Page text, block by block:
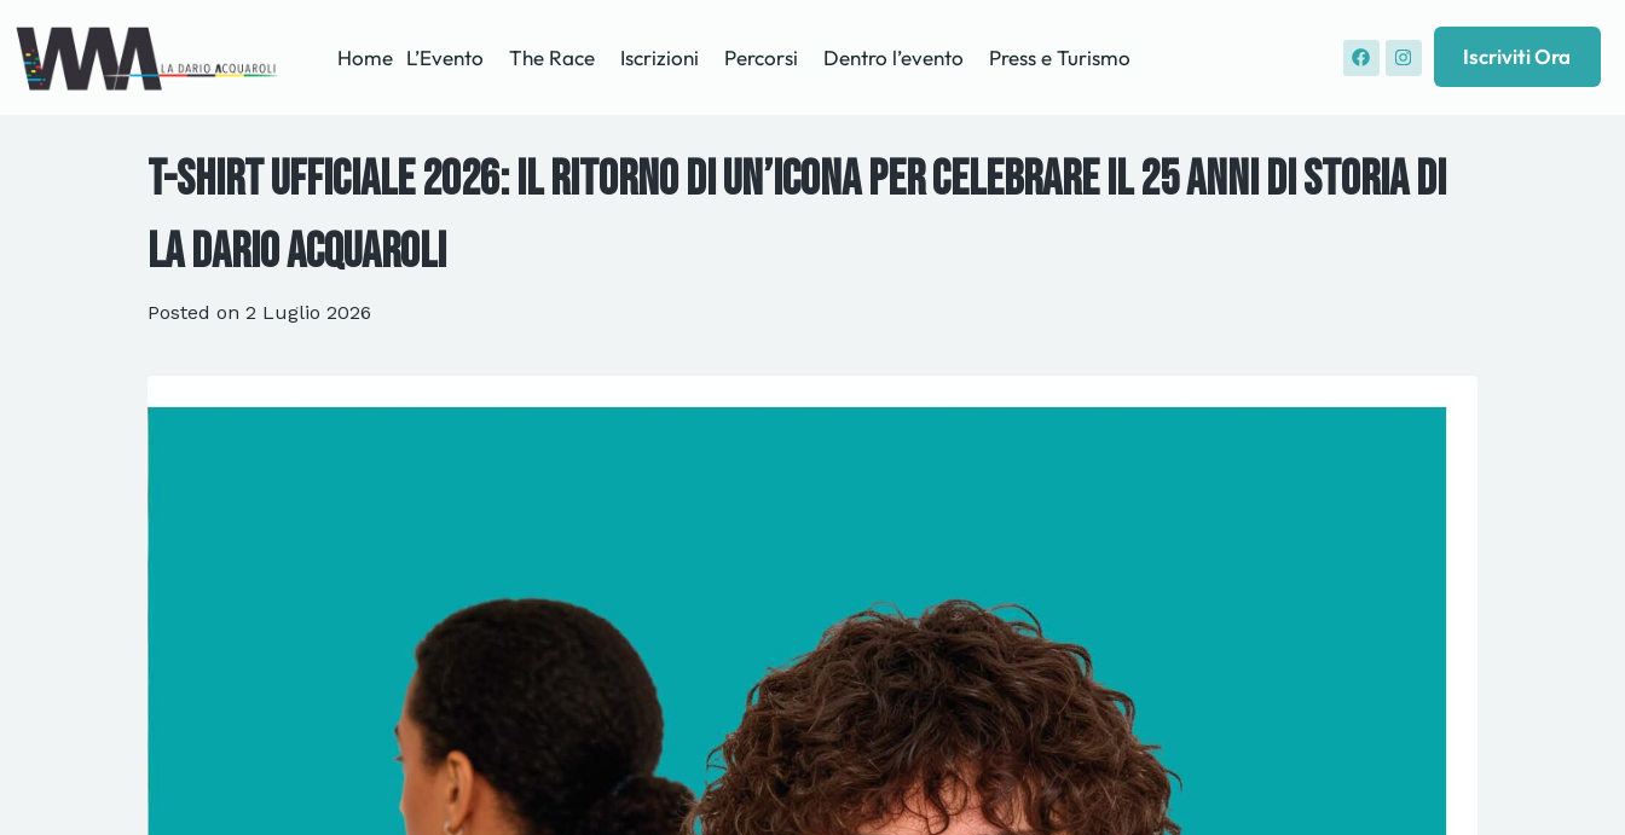
Home L’Evento The Race Iscrizioni Percorsi Dentro l’evento Press e Turismo Iscriviti Ora
T-shirt ufficiale 2026: il ritorno di un’icona per celebrare il 25 anni di storia di
La Dario Acquaroli
Posted on 2 Luglio 2026